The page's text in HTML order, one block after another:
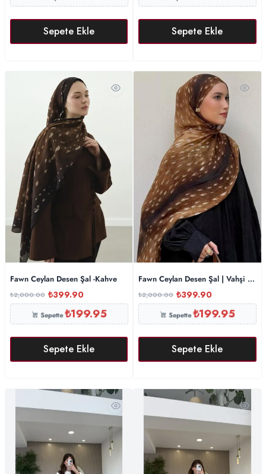
Sepete Ekle Sepete Ekle
Fawn Ceylan Desen Şal -Kahve
₺2,000.00 ₺399.90
Sepette₺199.95
Sepete Ekle
Fawn Ceylan Desen Şal | Vahşi
₺2,000.00 ₺399.90
Sepette₺199.95
Sepete Ekle